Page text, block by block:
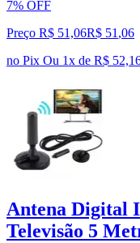
7% OFF
Preço R$ 51,06R$ 51,06
no Pix Ou 1x de R$
Antena Digital
Televisão 5